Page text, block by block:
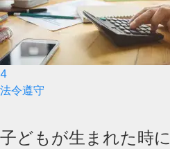
4
法令遵守
子どもが生まれた時